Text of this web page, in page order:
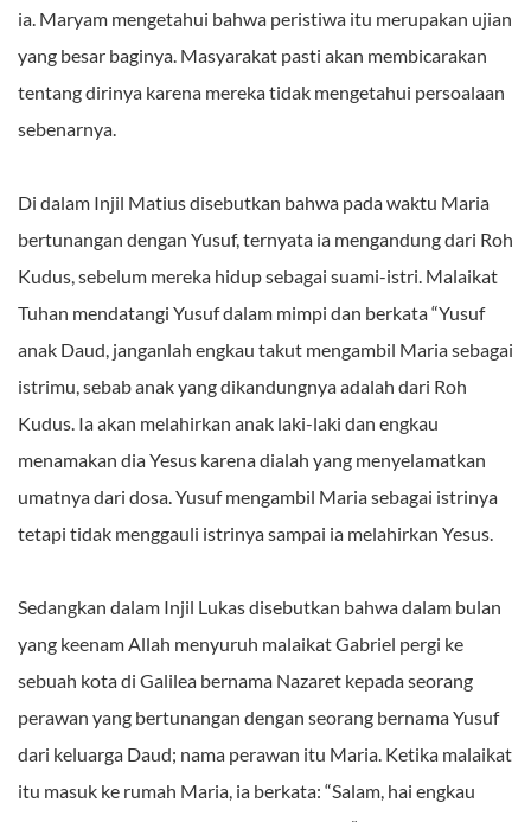
ia. Maryam mengetahui bahwa peristiwa itu merupakan ujian
yang besar baginya. Masyarakat pasti akan membicarakan
tentang dirinya karena mereka tidak mengetahui persoalaan
sebenarnya.
Di dalam Injil Matius disebutkan bahwa pada waktu Maria
bertunangan dengan Yusuf, ternyata ia mengandung dari Roh
Kudus, sebelum mereka hidup sebagai suami-istri. Malaikat
Tuhan mendatangi Yusuf dalam mimpi dan berkata “Yusuf
anak Daud, janganlah engkau takut mengambil Maria sebagai
istrimu, sebab anak yang dikandungnya adalah dari Roh
Kudus. Ia akan melahirkan anak laki-laki dan engkau
menamakan dia Yesus karena dialah yang menyelamatkan
umatnya dari dosa. Yusuf mengambil Maria sebagai istrinya
tetapi tidak menggauli istrinya sampai ia melahirkan Yesus.
Sedangkan dalam Injil Lukas disebutkan bahwa dalam bulan
yang keenam Allah menyuruh malaikat Gabriel pergi ke
sebuah kota di Galilea bernama Nazaret kepada seorang
perawan yang bertunangan dengan seorang bernama Yusuf
dari keluarga Daud; nama perawan itu Maria. Ketika malaikat
itu masuk ke rumah Maria, ia berkata: “Salam, hai engkau